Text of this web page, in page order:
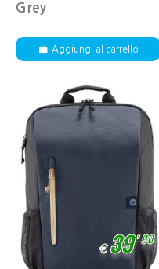
Grey
Aggiungi al carrello
€ 39
,90